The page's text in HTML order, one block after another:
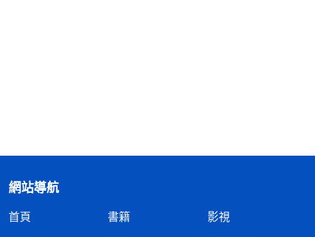
網站導航
首頁 書籍
影視